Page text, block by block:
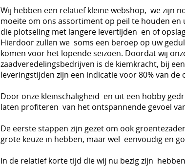
Wij hebben een relatief kleine webshop, we zijn
moeite om ons assortiment op peil te houden en
die plotseling met langere levertijden en of
Hierdoor zullen we soms een beroep op uw
komen voor het lopende seizoen. Doordat wij
zaadveredelingsbedrijven is de kiemkracht, bij
leveringstijden zijn een indicatie voor 80% van
Door onze kleinschaligheid en uit een hobby
laten profiteren van het ontspannende gevoel
De eerste stappen zijn gezet om ook
grote keuze in hebben, maar wel eenvoudig en
In de relatief korte tijd die wij nu bezig zijn